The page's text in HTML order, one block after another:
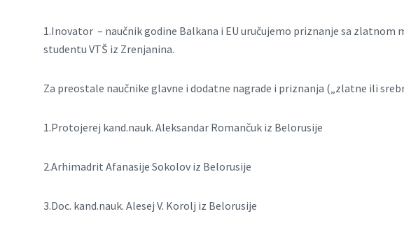
1.Inovator – naučnik godine Balkana i EU uručujemo priznanje sa
studentu VTŠ iz Zrenjanina.
Za preostale naučnike glavne i dodatne nagrade i priznanja („zlatne ili
1.Protojerej kand.nauk. Aleksandar Romančuk iz Belorusije
2.Arhimadrit Afanasije Sokolov iz Belorusije
3.Doc. kand.nauk. Alesej V. Korolj iz Belorusije